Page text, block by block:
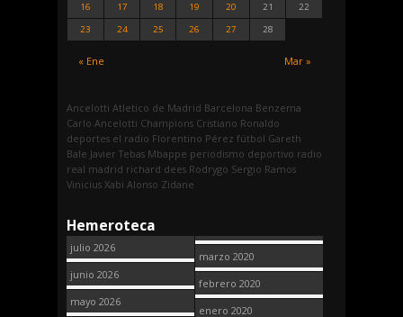
« Ene Mar »
16
17 18 19 20 21
22
23
24 25 26 27 28
Ancelotti Atletico de Madrid Barcelona Benzema
Carlo Ancelotti Champions Cristiano Ronaldo
deportes el radio Florentino Pérez fútbol Gareth
Bale Javier Tebas Mbappe periodismo deportivo radio
real madrid richard dees Rodrygo Sergio Ramos
Vinicius Xabi Alonso Zidane
Hemeroteca
julio 2026
junio 2026
mayo 2026
marzo 2020
febrero 2020
enero 2020